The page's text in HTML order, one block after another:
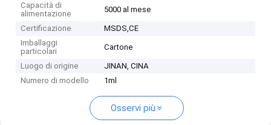
Capacità di
alimentazione
5000 al mese
Certificazione
MSDS,CE
Imballaggi
particolari
Cartone
Luogo di origine
JINAN, CINA
Numero di modello
1ml
Osservi più